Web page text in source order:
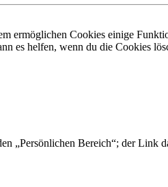
ermöglichen Cookies einige
es helfen, wenn du die Cookies
„Persönlichen Bereich“; der Link